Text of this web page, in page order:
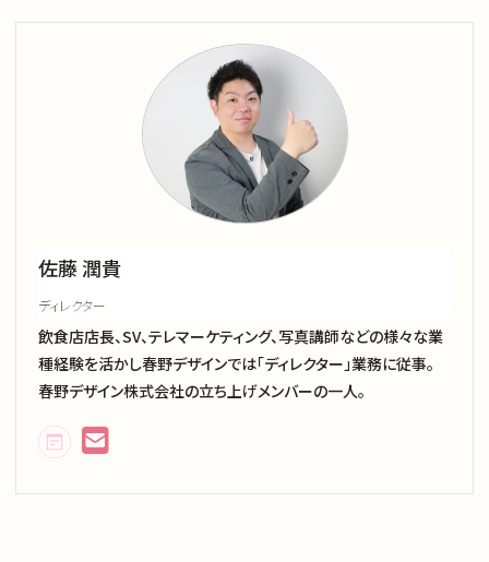
佐藤 潤貴
ディレクター
飲食店店長、SV、テレマーケティング、写真講師などの様々な業
種経験を活かし春野デザインでは「ディレクター」業務に従事。
春野デザイン株式会社の立ち上げメンバーの一人。